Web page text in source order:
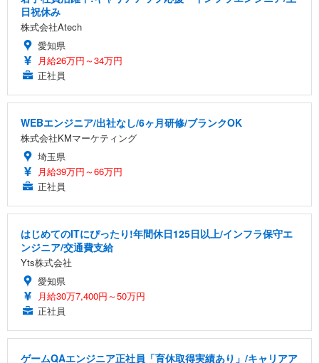
日祝休み
株式会社Atech
愛知県
月給26万円～34万円
正社員
WEBエンジニア/出社なし/6ヶ月研修/ブランクOK
株式会社KMマーケティング
埼玉県
月給39万円～66万円
正社員
はじめてのITにぴったり!年間休日125日以上/インフラ保守エ
ンジニア/交通費支給
Yts株式会社
愛知県
月給30万7,400円～50万円
正社員
ゲームQAエンジニア正社員「育休取得実績あり」/キャリアア